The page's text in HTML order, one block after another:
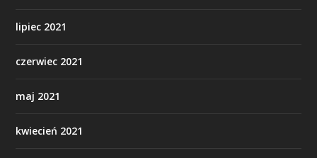
lipiec 2021
czerwiec 2021
maj 2021
kwiecień 2021